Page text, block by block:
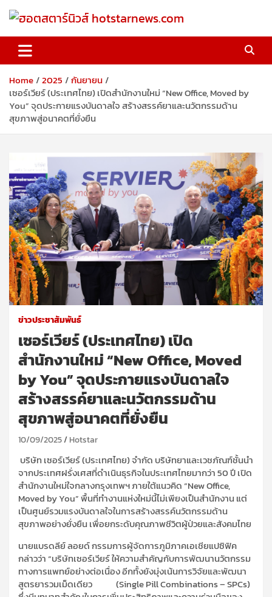
ฮอตสตาร์นิวส์ hotstarnews.com
Home 2025
กันยายน
เซอร์เวียร์ (ประเทศไทย) เปิดสำนักงานใหม่ “New Office, Moved by
You” จุดประกายแรงบันดาลใจ สร้างสรรค์ยาและนวัตกรรมด้าน
สุขภาพสู่อนาคตที่ยั่งยืน
ข่าวประชาสัมพันธ์
เซอร์เวียร์ (ประเทศไทย) เปิด
สำนักงานใหม่ “New Office, Moved
by You” จุดประกายแรงบันดาลใจ
สร้างสรรค์ยาและนวัตกรรมด้าน
สุขภาพสู่อนาคตที่ยั่งยืน
10/09/2025 Hotstar
บริษัท เซอร์เวียร์ (ประเทศไทย) จำกัด บริษัทยาและเวชภัณฑ์ชั้นนำ
จากประเทศฝรั่งเศสที่ดำเนินธุรกิจในประเทศไทยมากว่า50ปี เปิด
สำนักงานใหม่ใจกลางกรุงเทพฯ ภายใต้แนวคิด “New Office,
Moved by You”พื้นที่ทำงานแห่งใหม่นี้ไม่เพียงเป็นสำนักงาน แต่
เป็นศูนย์รวมแรงบันดาลใจในการสร้างสรรค์นวัตกรรมด้าน
สุขภาพอย่างยั่งยืน เพื่อยกระดับคุณภาพชีวิตผู้ป่วยและสังคมไทย
นายแบรดลีย์ ลอยด์ กรรมการผู้จัดการภูมิภาคเอเชียแปซิฟิค
กล่าวว่า“บริษัทเซอร์เวียร์ ให้ความสำคัญกับการพัฒนานวัตกรรม
ทางการแพทย์อย่างต่อเนื่องอีกทั้งยังมุ่งเน้นการวิจัยและพัฒนา
สูตรยารวมเม็ดเดียว
(Single Pill Combinations – SPCs)